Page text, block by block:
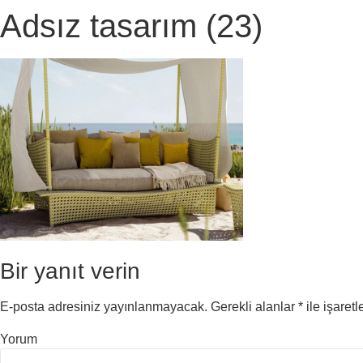
Adsız tasarım (23)
Bir yanıt verin
E-posta adresiniz yayınlanmayacak. Gerekli alanlar * ile
Yorum